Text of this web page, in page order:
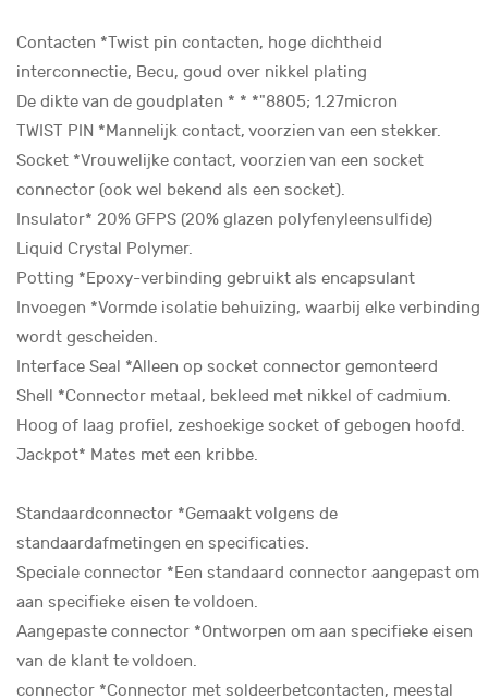
Contacten *Twist pin contacten, hoge dichtheid
interconnectie, Becu, goud over nikkel plating
De dikte van de goudplaten * * *"8805; 1.27micron
TWIST PIN *Mannelijk contact, voorzien van een stekker.
Socket *Vrouwelijke contact, voorzien van een socket
connector (ook wel bekend als een socket).
Insulator* 20% GFPS (20% glazen polyfenyleensulfide)
Liquid Crystal Polymer.
Potting *Epoxy-verbinding gebruikt als encapsulant
Invoegen *Vormde isolatie behuizing, waarbij elke verbinding
wordt gescheiden.
Interface Seal *Alleen op socket connector gemonteerd
Shell *Connector metaal, bekleed met nikkel of cadmium.
Hoog of laag profiel, zeshoekige socket of gebogen hoofd.
Jackpot* Mates met een kribbe.
Standaardconnector *Gemaakt volgens de
standaardafmetingen en specificaties.
Speciale connector *Een standaard connector aangepast om
aan specifieke eisen te voldoen.
Aangepaste connector *Ontworpen om aan specifieke eisen
van de klant te voldoen.
connector *Connector met soldeerbetcontacten, meestal